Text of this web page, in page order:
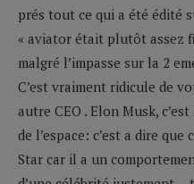
prés tout ce qui a été édité
« aviator était plutôt assez
malgré l’impasse sur la 2
C’est vraiment ridicule de
autre CEO . Elon Musk,
de l’espace: c’est a dire
Star car il a un